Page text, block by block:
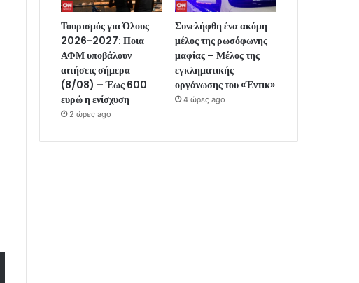
Τουρισμός για Όλους
2026-2027: Ποια
ΑΦΜ υποβάλουν
αιτήσεις σήμερα
(8/08) – Έως 600
ευρώ η ενίσχυση
2 ώρες ago
Συνελήφθη ένα ακόμη
μέλος της ρωσόφωνης
μαφίας – Μέλος της
εγκληματικής
οργάνωσης του «Έντικ»
4 ώρες ago